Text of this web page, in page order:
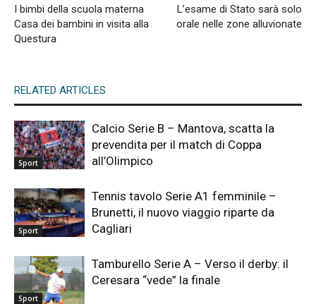
I bimbi della scuola materna
Casa dei bambini in visita alla
Questura
L’esame di Stato sarà solo
orale nelle zone alluvionate
RELATED ARTICLES
Sport
Calcio Serie B – Mantova, scatta la
prevendita per il match di Coppa
all’Olimpico
Sport
Tennis tavolo Serie A1 femminile –
Brunetti, il nuovo viaggio riparte da
Cagliari
Sport
Tamburello Serie A – Verso il derby: il
Ceresara “vede” la finale